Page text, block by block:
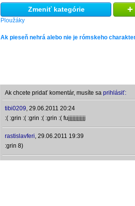
Zmeniť kategórie
Ploužáky
+
Ak pieseň nehrá alebo nie je rómskeho
Ak chcete pridať komentár, musíte sa prihlásiť:
tibi0209, 29.06.2011 20:24
:( :grin :( :grin :( :grin :( fujjjjjjjjjjjj
rastislavferi, 29.06.2011 19:39
:grin 8)